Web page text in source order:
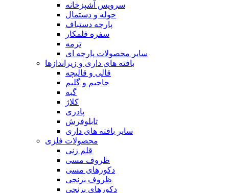
سرویس آشپزخانه
حوله و دستمال
پارچه دستباف
سفره قلمکار
ترمه
سایر محصولات پارچه ای
بافته های داری و زیراندازها
قالی و قالیچه
جاجیم و گلیم
گبه
کلاژ
پادری
تابلوفرش
سایر بافته های داری
محصولات فلزی
قلم زنی
ظروف مسی
دکورهای مسی
ظروف برنجی
دکورهای برنجی